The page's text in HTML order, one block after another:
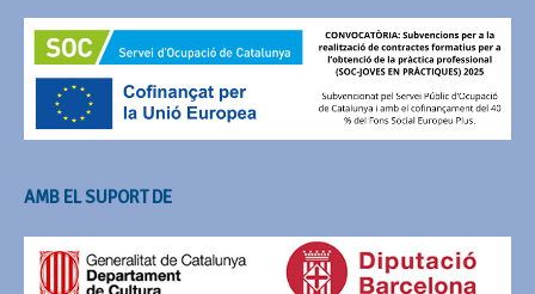
AMB EL SUPORT DE